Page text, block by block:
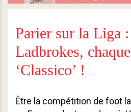
Parier sur la Liga
Ladbrokes,
‘Classico’ !
Être la compétition de foot